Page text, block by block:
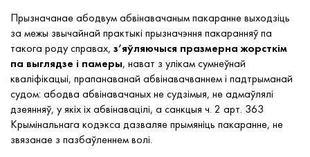
Прызначанае абодвум абвінавачаным пакаранне выходзіць
за межы звычайнай практыкі прызначэння пакаранняў па
такога роду справах, з’яўляючыся празмерна жорсткім
па выглядзе і памеры, нават з улікам сумнеўнай
кваліфікацыі, прапанаванай абвінавачваннем і падтрыманай
судом: абодва абвінавачаных не судзімыя, не адмаўлялі
дзеянняў, у якіх іх абвінавацілі, а санкцыя ч. 2 арт. 363
Крымінальнага кодэкса дазваляе прымяніць пакаранне, не
звязанае з пазбаўленнем волі.